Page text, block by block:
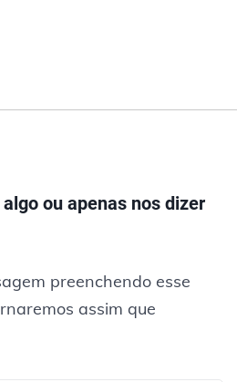
ou apenas nos dizer
preenchendo esse
assim que